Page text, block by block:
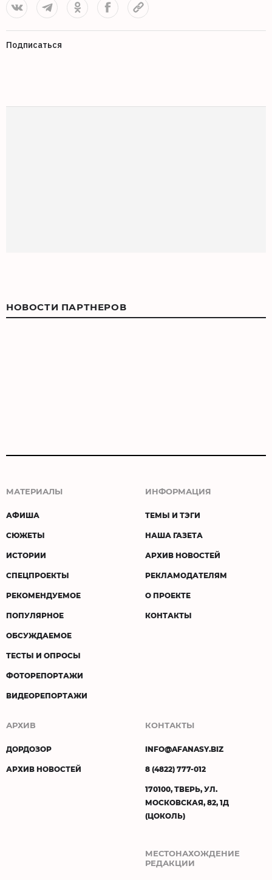
Подписаться
НОВОСТИ ПАРТНЕРОВ
МАТЕРИАЛЫ
АФИША
СЮЖЕТЫ
ИСТОРИИ
СПЕЦПРОЕКТЫ
РЕКОМЕНДУЕМОЕ
ПОПУЛЯРНОЕ
ОБСУЖДАЕМОЕ
ТЕСТЫ И ОПРОСЫ
ФОТОРЕПОРТАЖИ
ВИДЕОРЕПОРТАЖИ
ИНФОРМАЦИЯ
ТЕМЫ И ТЭГИ
НАША ГАЗЕТА
АРХИВ НОВОСТЕЙ
РЕКЛАМОДАТЕЛЯМ
О ПРОЕКТЕ
КОНТАКТЫ
АРХИВ
ДОРДОЗОР
АРХИВ НОВОСТЕЙ
КОНТАКТЫ
INFO@AFANASY.BIZ
8 (4822) 777-012
170100, ТВЕРЬ, УЛ.
МОСКОВСКАЯ, 82, 1Д
(ЦОКОЛЬ)
МЕСТОНАХОЖДЕНИЕ
РЕДАКЦИИ